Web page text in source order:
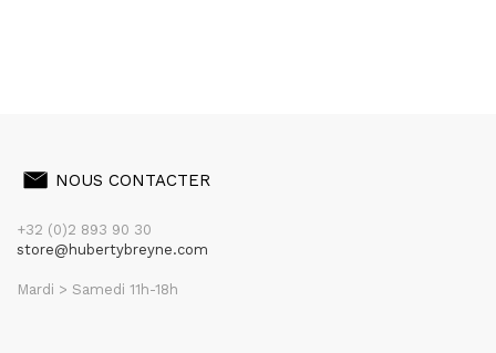
NOUS CONTACTER
+32 (0)2 893 90 30
store@hubertybreyne.com
Mardi > Samedi 11h-18h